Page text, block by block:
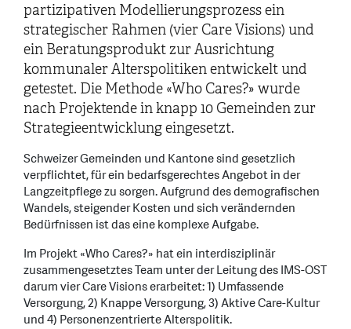
partizipativen Modellierungsprozess ein
strategischer Rahmen (vier Care Visions) und
ein Beratungsprodukt zur Ausrichtung
kommunaler Alterspolitiken entwickelt und
getestet. Die Methode «Who Cares?» wurde
nach Projektende in knapp 10 Gemeinden zur
Strategieentwicklung eingesetzt.
Schweizer Gemeinden und Kantone sind gesetzlich
verpflichtet, für ein bedarfsgerechtes Angebot in der
Langzeitpflege zu sorgen. Aufgrund des demografischen
Wandels, steigender Kosten und sich verändernden
Bedürfnissen ist das eine komplexe Aufgabe.
Im Projekt «Who Cares?» hat ein interdisziplinär
zusammengesetztes Team unter der Leitung des IMS-OST
darum vier Care Visions erarbeitet: 1) Umfassende
Versorgung, 2) Knappe Versorgung, 3) Aktive Care-Kultur
und 4) Personenzentrierte Alterspolitik.